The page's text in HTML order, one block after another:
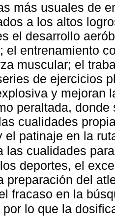
más usuales de
a los altos
el desarrollo
el entrenamiento
muscular; el
de ejercicios
y mejoran
peraltada,
cualidades
el patinaje en la
las cualidades
deportes, el
preparación del
fracaso en la
por lo que la